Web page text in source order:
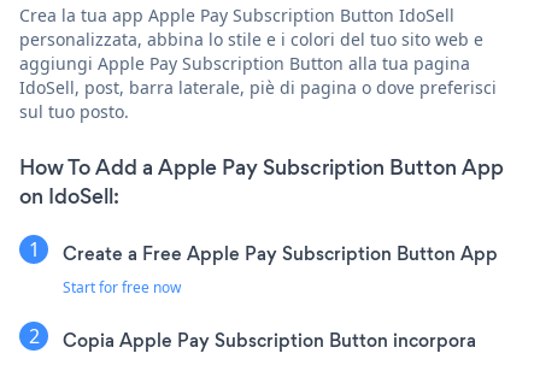
Crea la tua app Apple Pay Subscription Button IdoSell
personalizzata, abbina lo stile e i colori del tuo sito web e
aggiungi Apple Pay Subscription Button alla tua pagina
IdoSell, post, barra laterale, piè di pagina o dove preferisci
sul tuo posto.
How To Add a Apple Pay Subscription Button App
on IdoSell:
Create a Free Apple Pay Subscription Button App
Start for free now
Copia Apple Pay Subscription Button incorpora